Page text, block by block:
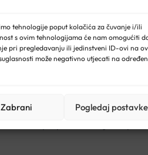
tehnologije poput kolačića za čuvanje i/ili
s ovim tehnologijama će nam omogućiti
pri pregledavanju ili jedinstveni ID-ovi na
može negativno utjecati na
Zabrani Pogledaj postavke
itd.* ne preporuča se djeci